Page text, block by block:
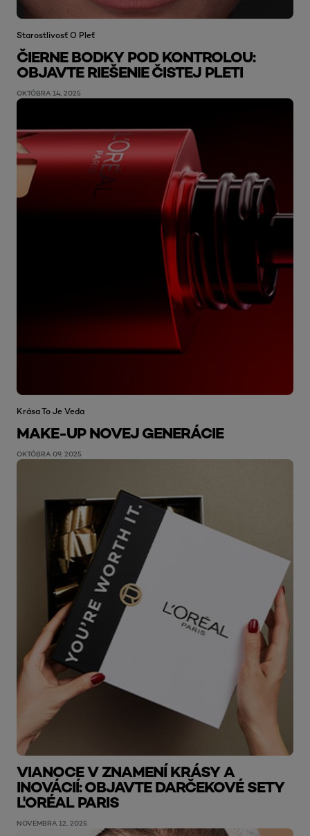
Starostlivosť O Pleť
ČIERNE BODKY POD KONTROLOU:
OBJAVTE RIEŠENIE ČISTEJ PLETI
OKTÓBRA 14, 2025
Krása To Je Veda
MAKE-UP NOVEJ GENERÁCIE
OKTÓBRA 09, 2025
VIANOCE V ZNAMENÍ KRÁSY A
INOVÁCIÍ: OBJAVTE DARČEKOVÉ SETY
L'ORÉAL PARIS
NOVEMBRA 12, 2025